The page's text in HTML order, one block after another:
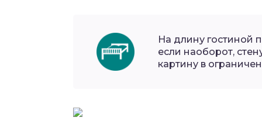
На длину гостиной
если наоборот,
картину в